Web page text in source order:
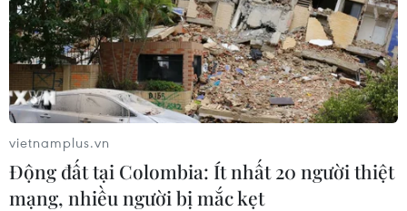
hóa di sản
07/08/2026 02:00
Lịch thi đấu ASEAN Cup 2026 ngày
7/8: Việt Nam hướng đến ngôi đầu
07/08/2026 00:07
vietnamplus.vn
Động đất tại Colombia: Ít nhất 20 người thiệt
mạng, nhiều người bị mắc kẹt